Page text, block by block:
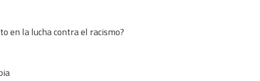
en la lucha contra el racismo?